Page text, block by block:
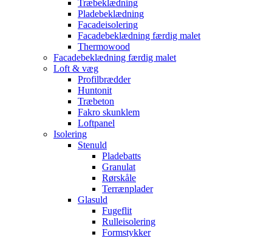
Træbeklædning
Pladebeklædning
Facadeisolering
Facadebeklædning færdig malet
Thermowood
Facadebeklædning færdig malet
Loft & væg
Profilbrædder
Huntonit
Træbeton
Fakro skunklem
Loftpanel
Isolering
Stenuld
Pladebatts
Granulat
Rørskåle
Terrænplader
Glasuld
Fugeflit
Rulleisolering
Formstykker